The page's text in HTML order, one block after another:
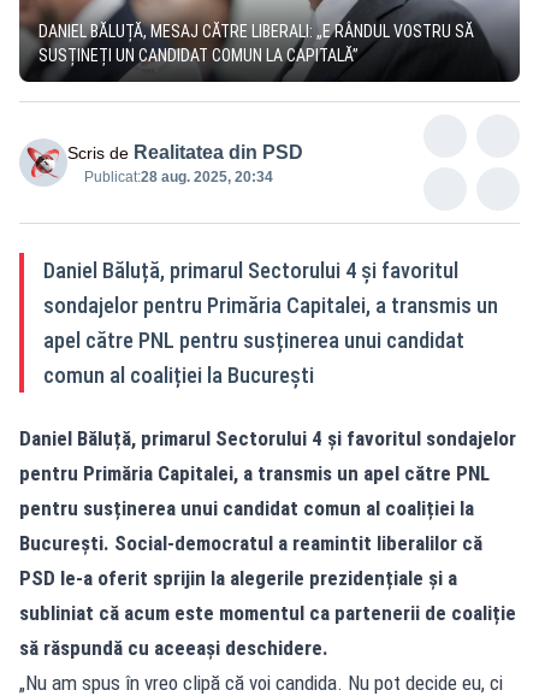
DANIEL BĂLUȚĂ, MESAJ CĂTRE LIBERALI: „E RÂNDUL VOSTRU SĂ
SUSȚINEȚI UN CANDIDAT COMUN LA CAPITALĂ”
Scris de Realitatea din PSD
Publicat:28 aug. 2025, 20:34
Daniel Băluță, primarul Sectorului 4 și favoritul
sondajelor pentru Primăria Capitalei, a transmis un
apel către PNL pentru susținerea unui candidat
comun al coaliției la București
Daniel Băluță, primarul Sectorului 4 și favoritul sondajelor
pentru Primăria Capitalei, a transmis un apel către PNL
pentru susținerea unui candidat comun al coaliției la
București. Social-democratul a reamintit liberalilor că
PSD le-a oferit sprijin la alegerile prezidențiale și a
subliniat că acum este momentul ca partenerii de coaliție
să răspundă cu aceeași deschidere.
„Nu am spus în vreo clipă că voi candida. Nu pot decide eu, ci